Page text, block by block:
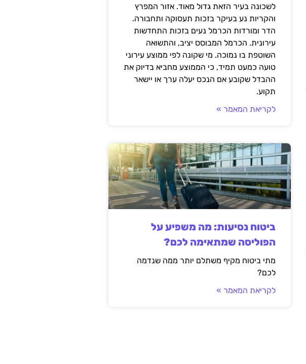
לשכונה בעיר הזאת גדול מאוד. אזור המפרץ
והקריות נע בעיקר בזכות תעסוקה ותחבורה.
הדר ומורדות הכרמל נעים בזכות התחדשות
עירונית. הכרמל המבוסס יציב, והתשואה
השוטפת בו נמוכה. מי שקונה לפי ממוצע עירוני
טועה כמעט תמיד, כי הממוצע מחביא בדיוק את
ההבדל שקובע אם הנכס יעלה ערך או יישאר
תקוע.
לקריאת המאמר »
ביטוח נסיעות: מה משפיע על
הפוליסה שמתאימה לכם?
מתי ביטוח מקיף משתלם יותר ממה שנדמה
לכם?
לקריאת המאמר »